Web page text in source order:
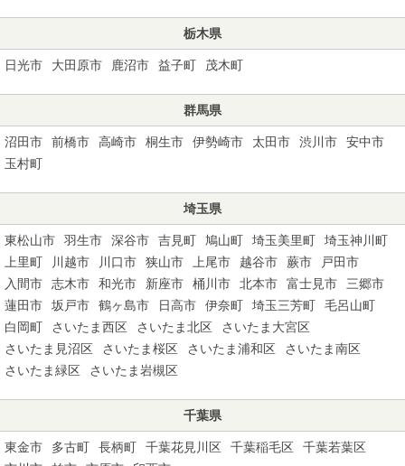
栃木県
日光市 大田原市 鹿沼市 益子町 茂木町
群馬県
沼田市 前橋市 高崎市 桐生市 伊勢崎市 太田市 渋川市
安中市
玉村町
埼玉県
東松山市 羽生市 深谷市 吉見町 鳩山町 埼玉美里町
埼玉神川町
上里町
川越市 川口市 狭山市 上尾市 越谷市 蕨市
戸田市
入間市
志木市 和光市 新座市 桶川市 北本市 富士見市
三郷市
蓮田市
坂戸市 鶴ヶ島市 日高市 伊奈町 埼玉三芳町
毛呂山町
白岡町
さいたま西区 さいたま北区
さいたま大宮区
さいたま見沼区
さいたま桜区 さいたま浦和区
さいたま南区
さいたま緑区
さいたま岩槻区
千葉県
東金市 多古町 長柄町 千葉花見川区 千葉稲毛区
千葉若葉区